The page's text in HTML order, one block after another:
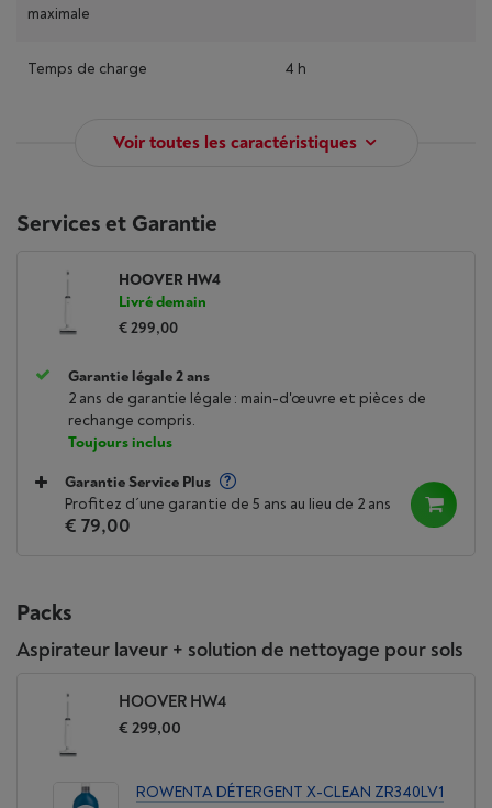
maximale
Temps de charge 4 h
Voir toutes les caractéristiques
Services et Garantie
HOOVER HW4
Livré demain
€ 299,00
Garantie légale 2 ans
2 ans de garantie légale : main-d'œuvre et pièces de
rechange compris.
Toujours inclus
Garantie Service Plus
Profitez d´une garantie de 5 ans au lieu de 2 ans
€ 79,00
Packs
Aspirateur laveur + solution de nettoyage pour sols
HOOVER HW4
€ 299,00
ROWENTA DÉTERGENT X-CLEAN ZR340LV1